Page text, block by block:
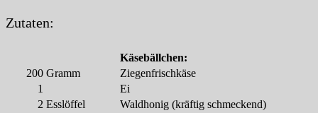
Zutaten:
Käsebällchen:
200 Gramm
Ziegenfrischkäse
1
Ei
2 Esslöffel
Waldhonig (kräftig schmeckend)